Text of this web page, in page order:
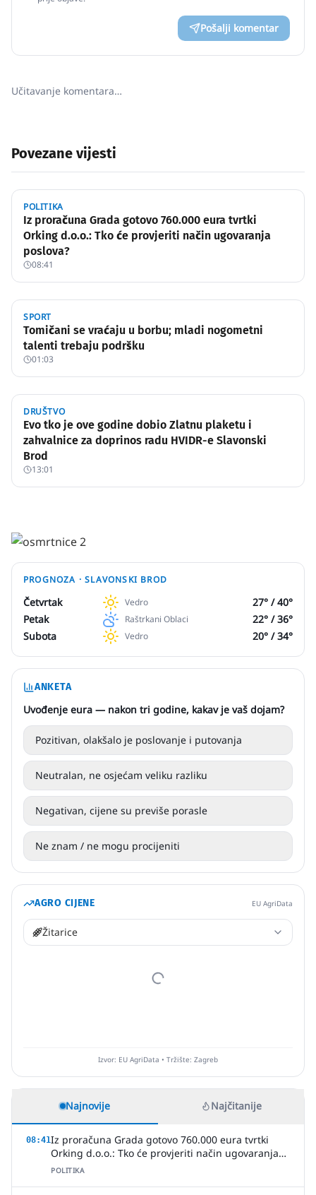
Pošalji komentar
Učitavanje komentara…
Povezane vijesti
POLITIKA
Iz proračuna Grada gotovo 760.000 eura tvrtki
Orking d.o.o.: Tko će provjeriti način ugovaranja
poslova?
08:41
SPORT
Tomičani se vraćaju u borbu; mladi nogometni
talenti trebaju podršku
01:03
DRUŠTVO
Evo tko je ove godine dobio Zlatnu plaketu i
zahvalnice za doprinos radu HVIDR-e Slavonski
Brod
13:01
PROGNOZA ·SLAVONSKI BROD
Četvrtak Vedro 27° /40°
Petak
Raštrkani Oblaci 22° /36°
Subota
Vedro 20° /34°
ANKETA
Uvođenje eura — nakon tri godine, kakav je vaš dojam?
Pozitivan, olakšalo je poslovanje i putovanja
Neutralan, ne osjećam veliku razliku
Negativan, cijene su previše porasle
Ne znam / ne mogu procijeniti
AGRO CIJENE EU AgriData
Žitarice
Izvor: EU AgriData • Tržište: Zagreb
Najnovije Najčitanije
08:41Iz proračuna Grada gotovo 760.000 eura tvrtki
Orking d.o.o.: Tko će provjeriti način ugovaranja
poslova?
POLITIKA